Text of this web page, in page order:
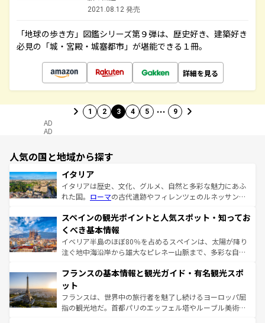
2021.08.12 発売
「地球の歩き方」図鑑シリーズ第９弾は、歴史好き、建築好き
必見の「城・宮殿・城塞都市」が堪能できる１冊。
詳細を見る
1 2 3 4 5 … 9
AD
AD
人気の国と地域から探す
イタリア
イタリアは歴史、文化、グルメ、自然と多彩な魅力にあふ
れた国。 ローマの古代遺跡やフィレンツェのルネッサンス
ろん、トスカーナの美しい田園風景やアマルフィ海岸の絶
景など、自然景観も見逃せない。観光の合間には、本場の
ピザやパスタなど、絶品のイタリア料理を堪能することも
できる。朝目覚めてから夜眠るまで、すべての瞬間を楽し
なお、新着のイタリア情報はコンテンツ一覧を参照してほ
しい。
スペインの観光ポイントと人気スポット・知ってお
くべき基本情報
イベリア半島のほぼ80％を占めるスペインは、太陽が降り
注ぐ地中海沿岸から雄大なピレネー山脈まで、多彩な自然
文化が根付くこの国では、情熱的なフラメンコ、熱気あふ
れる闘牛、そして美味しいタパスが生活の一部となってい
る。首都マドリードの洗練された雰囲気や、バルセロナの
アートに溢れた街角から、地方では古代ローマ遺跡や中世
フランスの基本情報と観光ガイド・有名観光スポ
ット
フランスは、世界中の旅行者を魅了し続けるヨーロッパ屈
指の観光地だ。首都パリのエッフェル塔やルーブル美術館